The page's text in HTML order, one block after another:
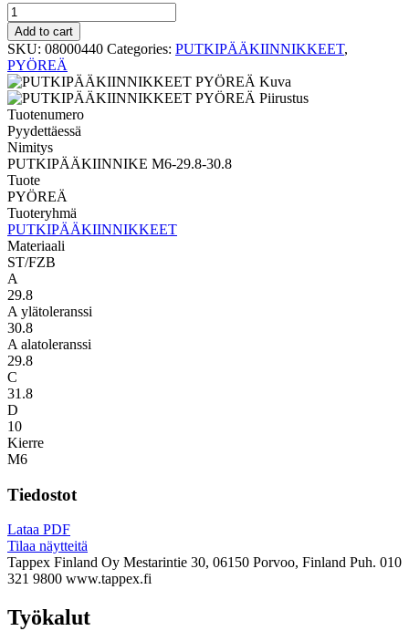
PYÖREÄ
PUTKIPÄÄKIINNIKE
M6-
29.8-
30.8
quantity
Add to cart
SKU: 08000440 Categories: PUTKIPÄÄKIINNIKKEET,
PYÖREÄ
Tuotenumero
Pyydettäessä
Nimitys
PUTKIPÄÄKIINNIKE M6-29.8-30.8
Tuote
PYÖREÄ
Tuoteryhmä
PUTKIPÄÄKIINNIKKEET
Materiaali
ST/FZB
A
29.8
A ylätoleranssi
30.8
A alatoleranssi
29.8
C
31.8
D
10
Kierre
M6
Tiedostot
Lataa PDF
Tilaa näytteitä
Tappex Finland Oy Mestarintie 30, 06150 Porvoo, Finland Puh. 010
321 9800 www.tappex.fi
Työkalut